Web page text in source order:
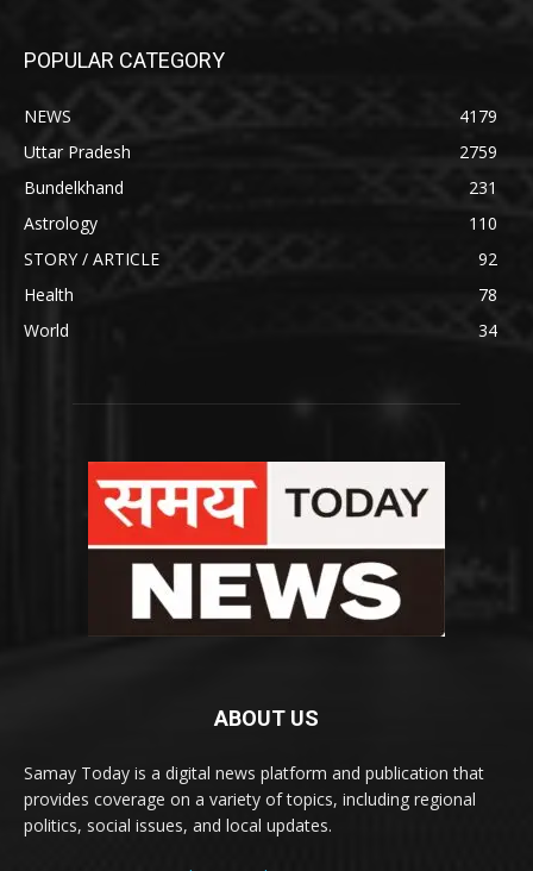
POPULAR CATEGORY
NEWS
4179
Uttar Pradesh
2759
Bundelkhand
231
Astrology
110
STORY / ARTICLE
92
Health
78
World
34
ABOUT US
Samay Today is a digital news platform and publication that
provides coverage on a variety of topics, including regional
politics, social issues, and local updates.